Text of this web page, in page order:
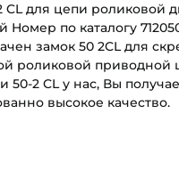
CL для цепи роликовой
Номер по каталогу
замок 50 2CL для
роликовой приводной
50-2 CL у нас, Вы
высокое качество.